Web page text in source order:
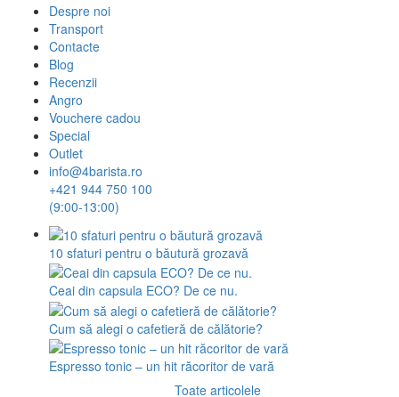
Despre noi
Transport
Contacte
Blog
Recenzii
Angro
Vouchere cadou
Special
Outlet
info@4barista.ro
+421 944 750 100
(9:00-13:00)
10 sfaturi pentru o băutură grozavă
Ceai din capsula ECO? De ce nu.
Cum să alegi o cafetieră de călătorie?
Espresso tonic – un hit răcoritor de vară
Toate articolele